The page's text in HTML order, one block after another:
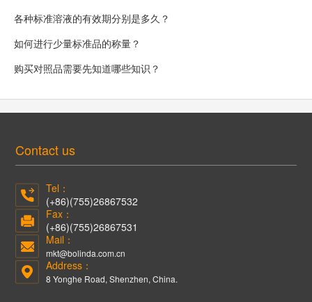
各种标准溶液的有效期分别是多久？
如何进行少量标准品的称量？
购买对照品需要先知道哪些知识？
Contact us
Tel：
(+86)(755)26867532
Fax：
(+86)(755)26867531
Mail：
mkt@bolinda.com.cn
Address：
8 Yonghe Road, Shenzhen, China.